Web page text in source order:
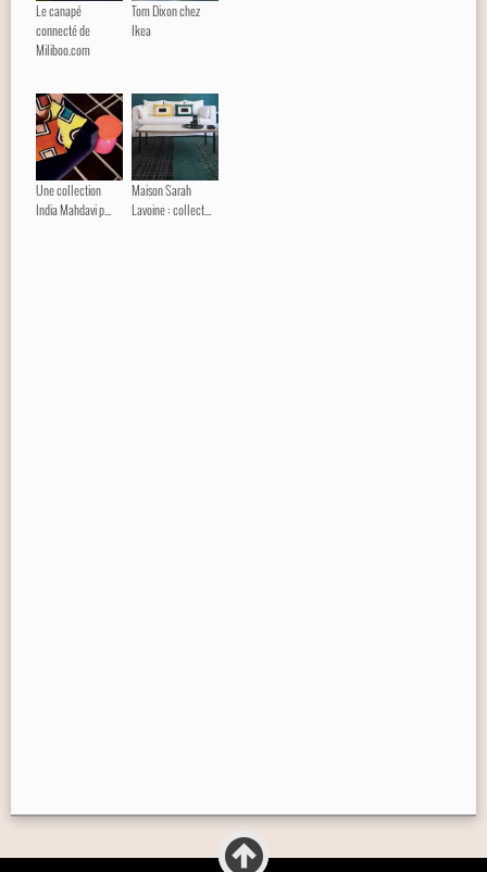
Le canapé
connecté de
Miliboo.com
Tom Dixon chez
Ikea
Une collection
India Mahdavi p...
Maison Sarah
Lavoine : collect...